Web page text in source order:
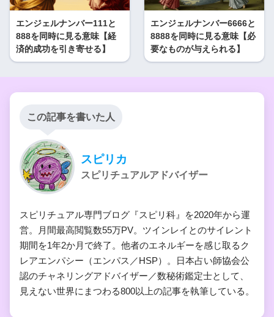
エンジェルナンバー111と
888を同時に見る意味【経
済的成功を引き寄せる】
エンジェルナンバー6666と
8888を同時に見る意味【必
要なものが与えられる】
この記事を書いた人
スピリカ
スピリチュアルアドバイザー
スピリチュアル専門ブログ『スピリ科』を2020年から運
営。月間最高閲覧数55万PV。ツインレイとのサイレント
期間を1年2か月で終了。他者のエネルギーを感じ取るク
レアエンパシー（エンパス／HSP）。日本占い師協会公
認のチャネリングアドバイザー／数秘術鑑定士として、
見えない世界にまつわる800以上の記事を執筆している。